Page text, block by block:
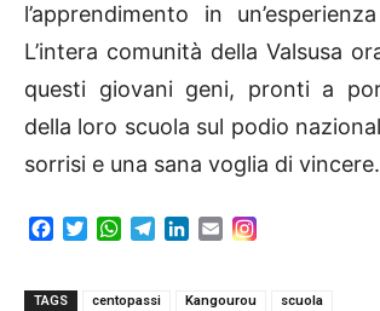
l’apprendimento in
L’intera comunità della Valsusa
questi giovani geni, pronti a
della loro scuola sul podio
sorrisi e una sana voglia di vincere.
e
t
W
t
e
k
E
i
TAGS centopassi Kangourou scuola